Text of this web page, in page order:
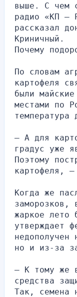
выше. С чем
радио «КП –
рассказал
Криничный.
Почему
По словам
картофеля
были
местами по
температура
– А для
градус уже
Поэтому
картофеля, –
Когда же
заморозков,
жаркое лето
утверждает
недополучен
но и из-за
– К тому же
средства
Так, семена